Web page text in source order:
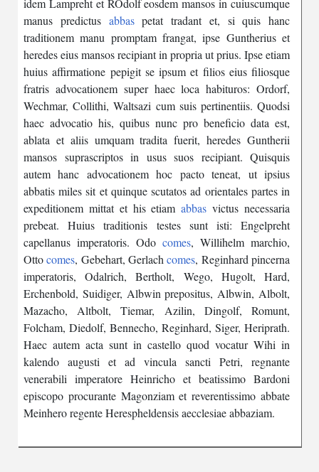
manus predictus abbas petat tradant et, si quis hanc
traditionem manu promptam frangat,ipse Guntherius et
heredeseiusmansosrecipiantin propria utprius. Ipseetiam
huius affirmatione pepigit se ipsum et filios eius filiosque
fratris advocationem super haec loca habituros:Ordorf,
Wechmar,Collithi,Waltsazi cum suis pertinentiis.Quodsi
haec advocatio his, quibus nunc pro beneficio data est,
ablata et aliis umquam tradita fuerit,heredes Guntherii
mansos suprascriptos in usus suos recipiant. Quisquis
autem hanc advocationem hoc pacto teneat, ut ipsius
abbatis miles sit et quinque scutatos ad orientales partes in
expeditionem mittat et his etiam abbas victus necessaria
prebeat.Huius traditionis testes sunt isti:Engelpreht
capellanus imperatoris. Odo comes, Willihelm marchio,
Otto comes, Gebehart,Gerlach comes, Reginhard pincerna
imperatoris,Odalrich,Bertholt, Wego, Hugolt,Hard,
Erchenbold, Suidiger, Albwin prepositus, Albwin, Albolt,
Mazacho, Altbolt,Tiemar, Azilin, Dingolf,Romunt,
Folcham, Diedolf, Bennecho, Reginhard, Siger, Heriprath.
Haec autem acta sunt in castello quod vocatur Wihi in
kalendo augusti et ad vincula sancti Petri, regnante
venerabili imperatore Heinricho et beatissimo Bardoni
episcopo procurante Magonziam et reverentissimo abbate
MeinheroregenteHerespheldensisaecclesiaeabbaziam.